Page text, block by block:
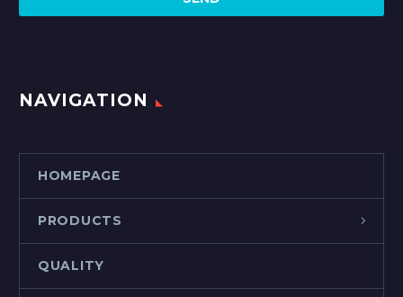
NAVIGATION
HOMEPAGE
PRODUCTS
QUALITY